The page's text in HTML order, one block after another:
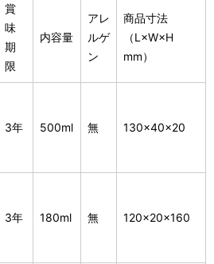
賞
味
期
限
内容量
アレ
ルゲ
ン
商品寸法
（L×W×H
mm）
3年 500ml 無 130×40×20
3年 180ml 無 120×20×160